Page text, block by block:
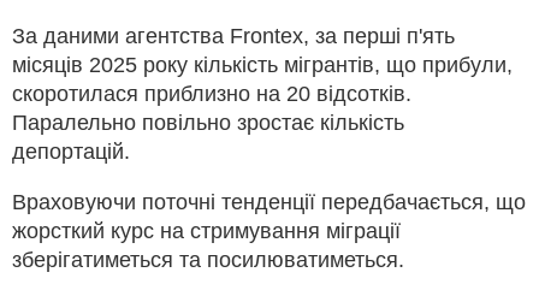
За даними агентства Frontex, за перші п'ять
місяців 2025 року кількість мігрантів, що прибули,
скоротилася приблизно на 20 відсотків.
Паралельно повільно зростає кількість
депортацій.
Враховуючи поточні тенденції передбачається, що
жорсткий курс на стримування міграції
зберігатиметься та посилюватиметься.